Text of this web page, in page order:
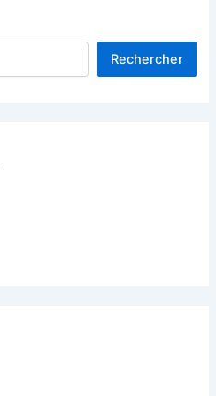
Rechercher